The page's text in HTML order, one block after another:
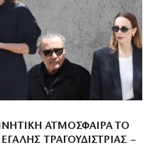
ΑΤΜΌΣΦΑΙΡΑ ΤΟ
ΤΡΑΓΟΥΔΊΣΤΡΙΑΣ –